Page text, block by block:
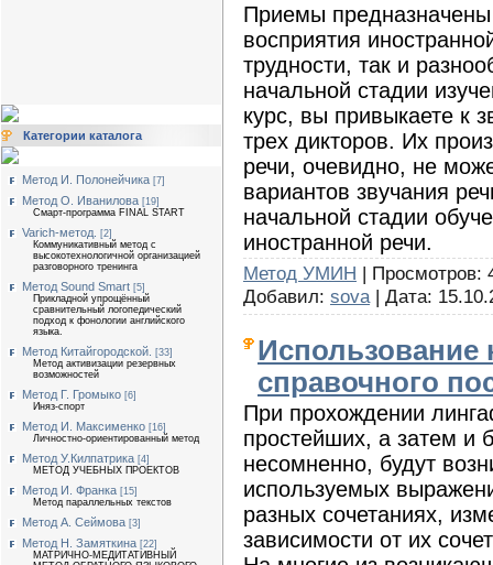
Категории каталога
Метод И. Полонейчика [7]
Метод О. Иванилова [19]
Смарт-программа FINAL START
Varich-метод.
[2]
Коммуникативный метод с
высокотехнологичной организацией
разговорного тренинга
Метод Sound Smart [5]
Прикладной упрощённый
сравнительный логопедический
подход к фонологии английского
языка.
Метод Китайгородской.
[33]
Метод активизации резервных
возможностей
Метод Г. Громыко [6]
Иняз-спорт
Метод И. Максименко [16]
Личностно-ориентированный метод
Метод У.Килпатрика [4]
МЕТОД УЧЕБНЫХ ПРОЕКТОВ
Метод И. Франка [15]
Метод параллельных текстов
Метод А. Сеймова [3]
Метод Н. Замяткина [22]
МАТРИЧНО-МЕДИТАТИВНЫЙ
Приемы
восприятия
трудности, так и
начальной стадии
курс, вы привыкаете к
трех дикторов. Их
речи, очевидно, не
вариантов звучания
начальной стадии
иностранной речи.
Метод УМИН | Просмотров:
Добавил: sova | Дата:
Использование
справочного
При прохождении
простейших, а затем и
несомненно, будут
используемых
разных сочетаниях,
зависимости от их